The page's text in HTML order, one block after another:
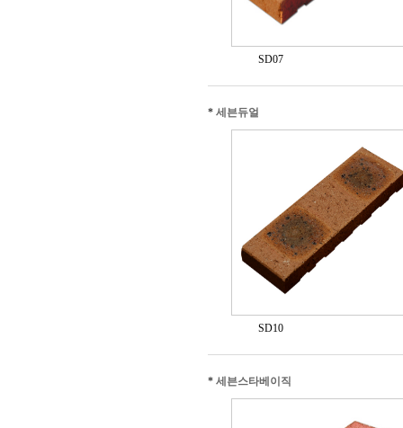
SD07
* 세븐듀얼
SD10
* 세븐스타베이직